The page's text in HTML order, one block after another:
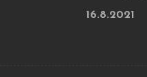
16.8.2021